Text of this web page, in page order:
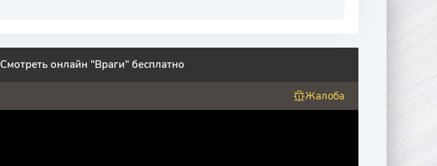
Смотреть онлайн "Враги" бесплатно
Жалоба